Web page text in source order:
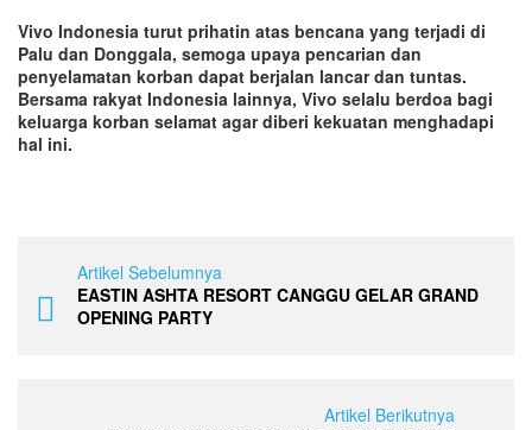
Vivo Indonesia turut prihatin atas bencana yang terjadi di
Palu dan Donggala, semoga upaya pencarian dan
penyelamatan korban dapat berjalan lancar dan tuntas.
Bersama rakyat Indonesia lainnya, Vivo selalu berdoa bagi
keluarga korban selamat agar diberi kekuatan menghadapi
hal ini.
Artikel Sebelumnya
EASTIN ASHTA RESORT CANGGU GELAR GRAND
OPENING PARTY
Artikel Berikutnya